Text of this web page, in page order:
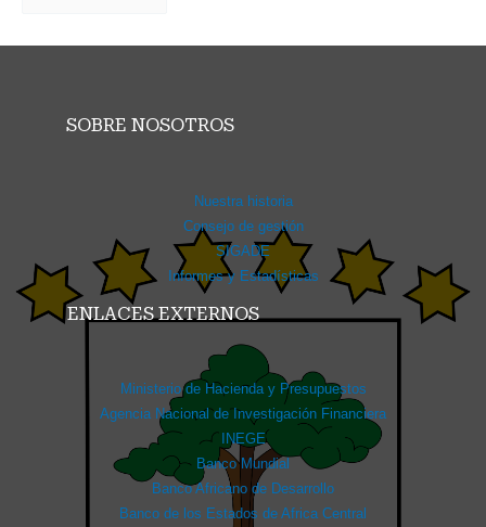
SOBRE NOSOTROS
Nuestra historia
Consejo de gestión
SIGADE
Informes y Estadísticas
ENLACES EXTERNOS
Ministerio de Hacienda y Presupuestos
Agencia Nacional de Investigación Financiera
INEGE
Banco Mundial
Banco Africano de Desarrollo
Banco de los Estados de Africa Central